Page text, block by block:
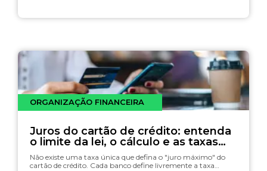
ORGANIZAÇÃO FINANCEIRA
Juros do cartão de crédito: entenda
o limite da lei, o cálculo e as taxas
(com simulador)
Não existe uma taxa única que defina o "juro máximo" do
cartão de crédito. Cada banco define livremente a taxa…